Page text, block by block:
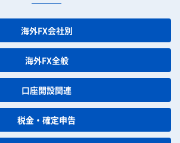
海外FX会社別
海外FX全般
口座開設関連
税金・確定申告